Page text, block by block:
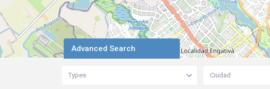
Advanced Search
Types Ciudad